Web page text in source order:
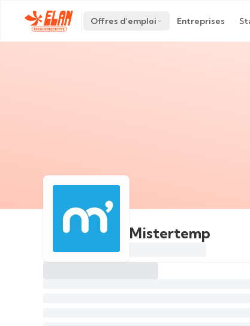
Offres d'emploi Entreprises
Mistertemp